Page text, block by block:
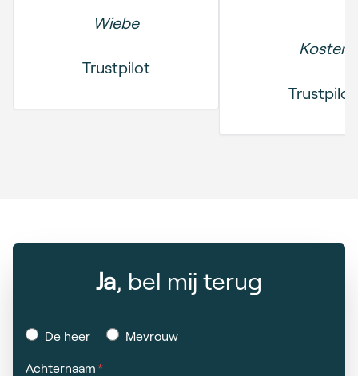
Wiebe
Trustpilot
Koster
Trustpilot
Ja, bel mij terug
De heer Mevrouw
Achternaam